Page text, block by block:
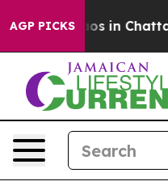
AGP PICKS
Chaos in